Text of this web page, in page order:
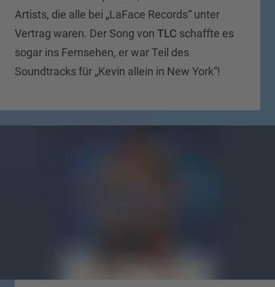
Artists, die alle bei „LaFace Records“ unter
Vertrag waren. Der Song von TLC schaffte es
sogar ins Fernsehen, er war Teil des
Soundtracks für „Kevin allein in New York“!